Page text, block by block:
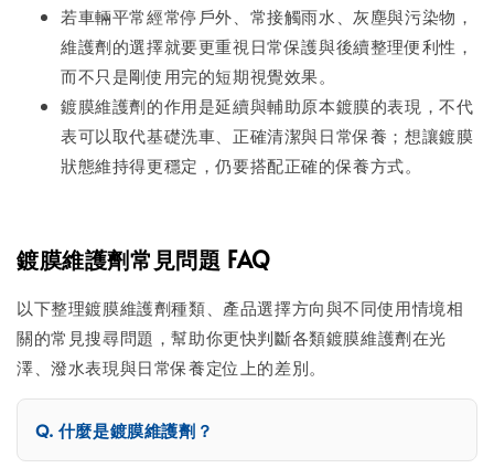
若車輛平常經常停戶外、常接觸雨水、灰塵與污染物，
維護劑的選擇就要更重視日常保護與後續整理便利性，
而不只是剛使用完的短期視覺效果。
鍍膜維護劑的作用是延續與輔助原本鍍膜的表現，不代
表可以取代基礎洗車、正確清潔與日常保養；想讓鍍膜
狀態維持得更穩定，仍要搭配正確的保養方式。
鍍膜維護劑常見問題 FAQ
以下整理鍍膜維護劑種類、產品選擇方向與不同使用情境相
關的常見搜尋問題，幫助你更快判斷各類鍍膜維護劑在光
澤、潑水表現與日常保養定位上的差別。
什麼是鍍膜維護劑？